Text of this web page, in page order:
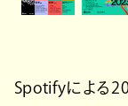
Spotifyによる